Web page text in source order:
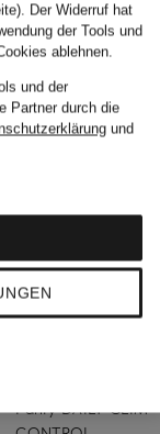
Panty DAILY
Der Widerruf hat
der Tools und
ablehnen.
und der
Partner durch die
und